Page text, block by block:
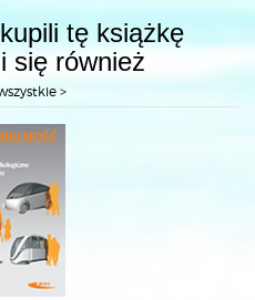
tę książkę
się również
>